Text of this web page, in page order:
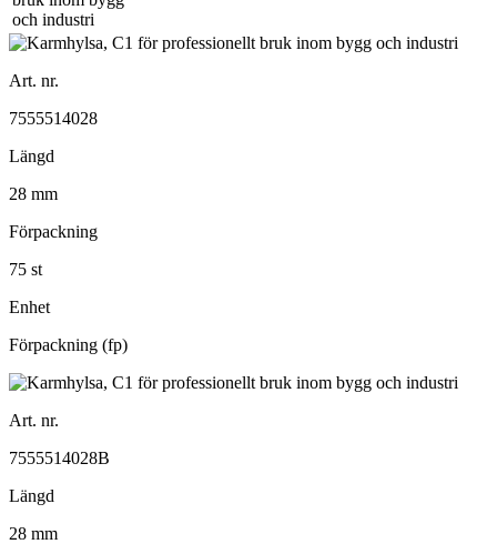
Art. nr.
7555514028
Längd
28 mm
Förpackning
75 st
Enhet
Förpackning (fp)
Art. nr.
7555514028B
Längd
28 mm